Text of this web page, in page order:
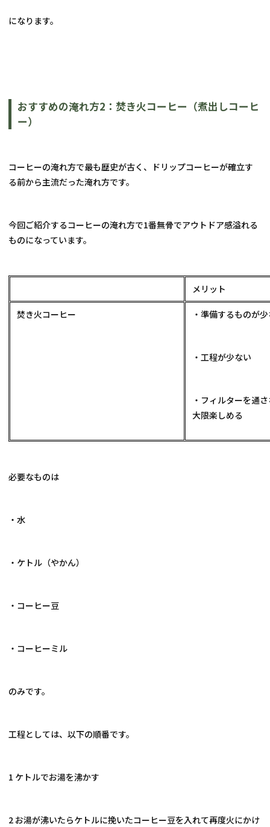
になります。
おすすめの淹れ方2：焚き火コーヒー（煮出しコーヒ
ー）
コーヒーの淹れ方で最も歴史が古く、ドリップコーヒーが確立す
る前から主流だった淹れ方です。
今回ご紹介するコーヒーの淹れ方で1番無骨でアウトドア感溢れる
ものになっています。
メリット
焚き火コーヒー ・準備するものが
・工程が少ない
・フィルターを通
大限楽しめる
必要なものは
・水
・ケトル（やかん）
・コーヒー豆
・コーヒーミル
のみです。
工程としては、以下の順番です。
1 ケトルでお湯を沸かす
2 お湯が沸いたらケトルに挽いたコーヒー豆を入れて再度火にかけ